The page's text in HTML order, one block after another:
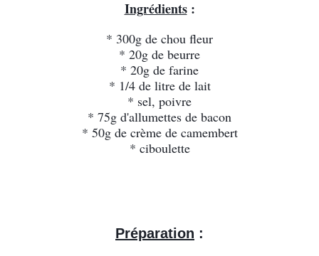
Ingrédients :
* 300g de chou fleur
* 20g de beurre
* 20g de farine
* 1/4 de litre de lait
* sel, poivre
* 75g d'allumettes de bacon
* 50g de crème de camembert
* ciboulette
Préparation :